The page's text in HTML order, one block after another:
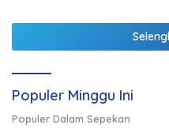
Populer Minggu Ini
Populer Dalam Sepekan